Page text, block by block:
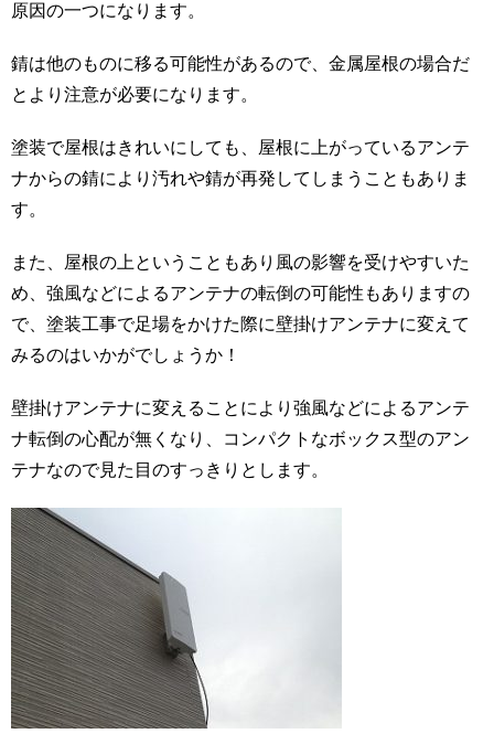
原因の一つになります。
錆は他のものに移る可能性があるので、金属屋根の場合だ
とより注意が必要になります。
塗装で屋根はきれいにしても、屋根に上がっているアンテ
ナからの錆により汚れや錆が再発してしまうこともありま
す。
また、屋根の上ということもあり風の影響を受けやすいた
め、強風などによるアンテナの転倒の可能性もありますの
で、塗装工事で足場をかけた際に壁掛けアンテナに変えて
みるのはいかがでしょうか！
壁掛けアンテナに変えることにより強風などによるアンテ
ナ転倒の心配が無くなり、コンパクトなボックス型のアン
テナなので見た目のすっきりとします。